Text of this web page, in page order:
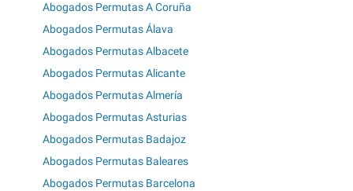
Abogados Permutas A Coruña
Abogados Permutas Álava
Abogados Permutas Albacete
Abogados Permutas Alicante
Abogados Permutas Almería
Abogados Permutas Asturias
Abogados Permutas Badajoz
Abogados Permutas Baleares
Abogados Permutas Barcelona